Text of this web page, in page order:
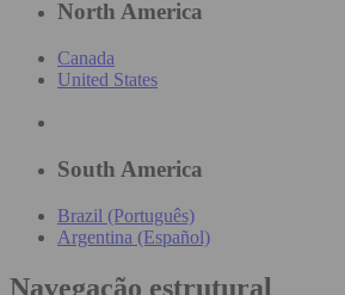
North America
Canada
United States
South America
Brazil (Português)
Argentina (Español)
Navegação estrutural